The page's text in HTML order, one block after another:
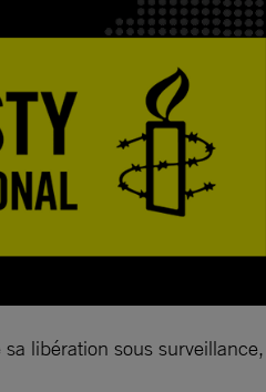
libération sous surveillance,